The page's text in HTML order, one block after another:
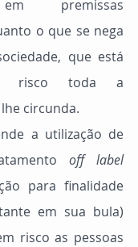
premissas
o que se nega
que está
risco toda a
circunda.
off label
para finalidade
em sua bula)
risco as pessoas